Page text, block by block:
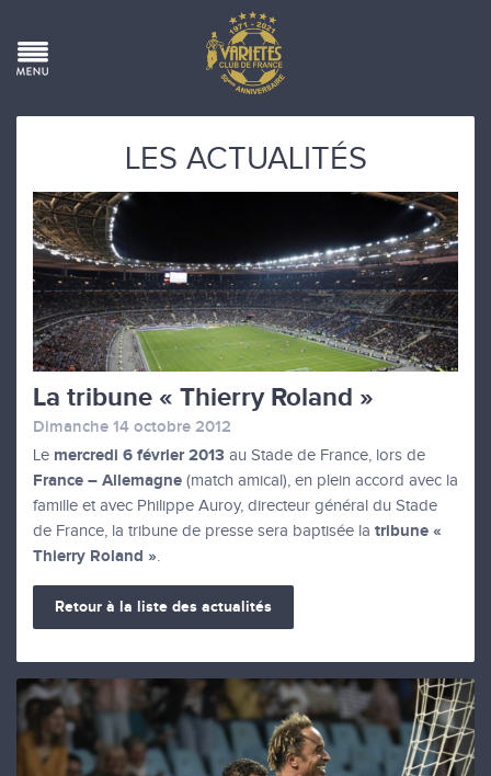
LES ACTUALITÉS
La tribune « Thierry Roland »
Dimanche 14 octobre 2012
Le mercredi 6 février 2013 au Stade de France, lors de
France – Allemagne (match amical), en plein accord avec la
famille et avec Philippe Auroy, directeur général du Stade
de France, la tribune de presse sera baptisée la tribune «
Thierry Roland ».
Retour à la liste des actualités